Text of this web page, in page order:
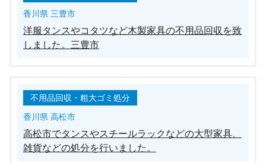
香川県 三豊市
洋服タンスやコタツなど木製家具の不用品回収を致
しました。三豊市
不用品回収・粗大ゴミ処分
香川県 高松市
高松市でタンスやスチールラックなどの大型家具、
雑貨などの処分を行いました。